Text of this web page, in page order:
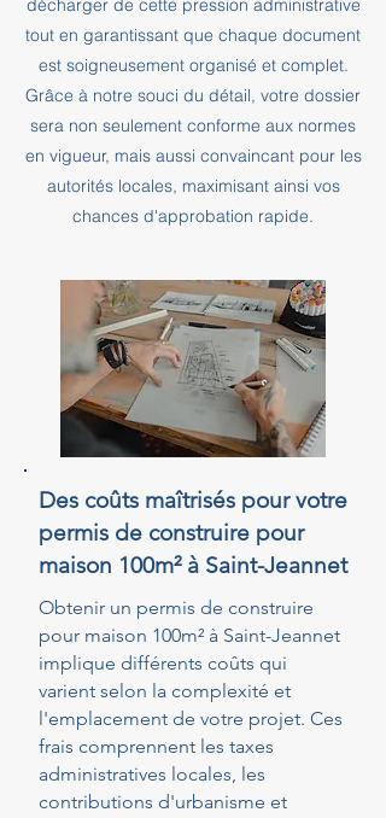
décharger de cette pression administrative
tout en garantissant que chaque document
est soigneusement organisé et complet.
Grâce à notre souci du détail, votre dossier
sera non seulement conforme aux normes
en vigueur, mais aussi convaincant pour les
autorités locales, maximisant ainsi vos
chances d'approbation rapide.
Des coûts maîtrisés pour votre
permis de construire pour
maison 100m² à Saint-Jeannet
Obtenir un permis de construire
pour maison 100m² à Saint-Jeannet
implique différents coûts qui
varient selon la complexité et
l'emplacement de votre projet. Ces
frais comprennent les taxes
administratives locales, les
contributions d'urbanisme et